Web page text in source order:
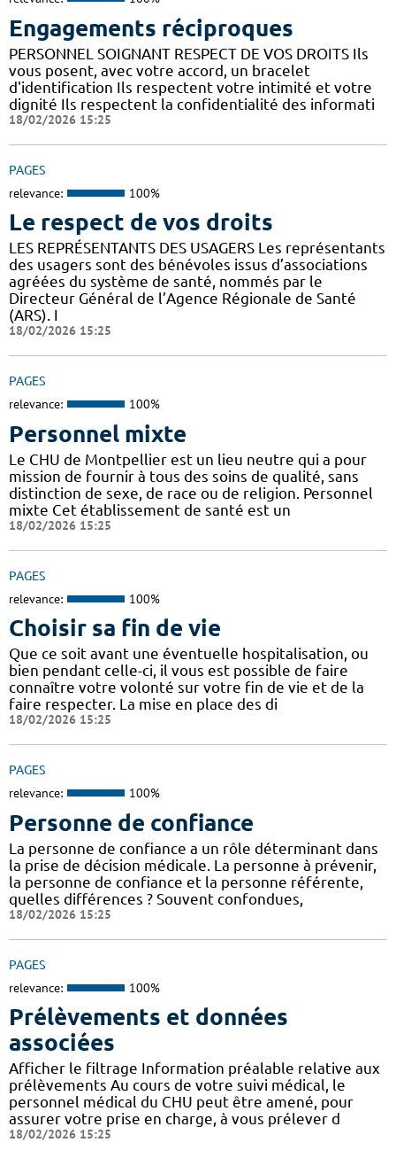
Engagements réciproques
PERSONNEL SOIGNANT RESPECT DE VOS DROITS Ils
vous posent, avec votre accord, un bracelet
d'identification Ils respectent votre intimité et votre
dignité Ils respectent la confidentialité des informati
18/02/2026 15:25
PAGES
relevance: 100%
Le respect de vos droits
LES REPRÉSENTANTS DES USAGERS Les représentants
des usagers sont des bénévoles issus d’associations
agréées du système de santé, nommés par le
Directeur Général de l’Agence Régionale de Santé
(ARS). I
18/02/2026 15:25
PAGES
relevance: 100%
Personnel mixte
Le CHU de Montpellier est un lieu neutre qui a pour
mission de fournir à tous des soins de qualité, sans
distinction de sexe, de race ou de religion. Personnel
mixte Cet établissement de santé est un
18/02/2026 15:25
PAGES
relevance: 100%
Choisir sa fin de vie
Que ce soit avant une éventuelle hospitalisation, ou
bien pendant celle-ci, il vous est possible de faire
connaître votre volonté sur votre fin de vie et de la
faire respecter. La mise en place des di
18/02/2026 15:25
PAGES
relevance: 100%
Personne de confiance
La personne de confiance a un rôle déterminant dans
la prise de décision médicale. La personne à prévenir,
la personne de confiance et la personne référente,
quelles différences ? Souvent confondues,
18/02/2026 15:25
PAGES
relevance: 100%
Prélèvements et données
associées
Afficher le filtrage Information préalable relative aux
prélèvements Au cours de votre suivi médical, le
personnel médical du CHU peut être amené, pour
assurer votre prise en charge, à vous prélever d
18/02/2026 15:25